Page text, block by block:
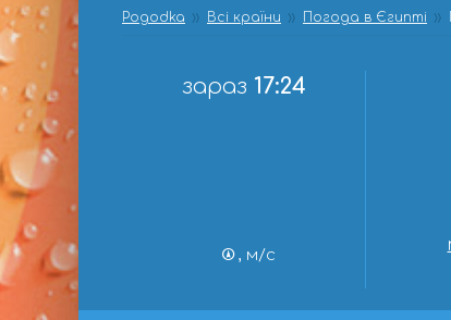
Pogodka Всі країни Погода в Єгипті
зараз 17:24
, м/с